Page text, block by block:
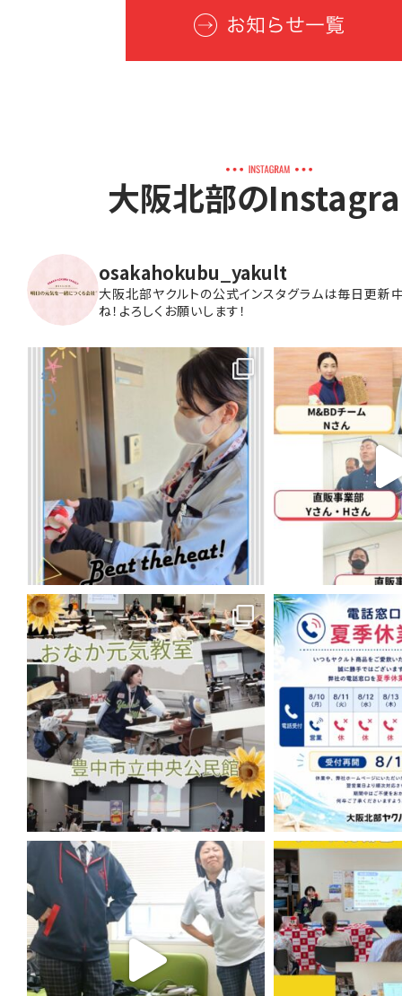
大阪北部の
osakahokubu_yakult
大阪北部ヤクルトの公式インスタグラムは毎日更新中
ね！よろしくお願いします！